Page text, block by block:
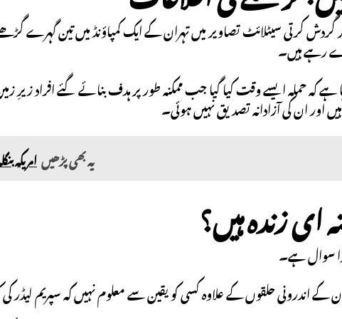
کرتی سیٹلائٹ تصاویر میں تہران کے ایک کمپاؤنڈ میں تین گہرے
رہے ہیں۔
ہے کہ حملہ ایسے وقت کیا گیا جب ممکنہ طور پر ہدف بنائے گئے افراد زیرِ
اور ان کی آزادانہ تصدیق نہیں ہوئی۔
یہ بھی پڑھیںامریکہ
ای زندہ ہیں؟
سوال ہے۔
اندرونی حلقوں کے علاوہ کسی کو یقین سے معلوم نہیں کہ سپریم لیڈر